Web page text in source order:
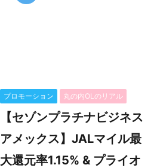
プロモーション 丸の内OLのリアル
【セゾンプラチナビジネス
アメックス】JALマイル最
大還元率1.15% & プライオ